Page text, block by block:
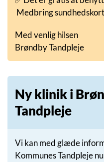
Medbring
Med venlig hilsen
Brøndby Tandpleje
Ny klinik i
Tandpleje
Vi kan med glæde
Kommunes Tandpleje